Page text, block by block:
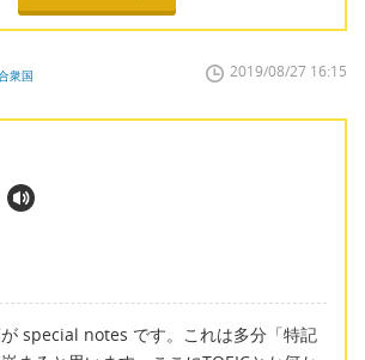
衆国 2019/08/27 16:15
special notes です。これは多分「特記